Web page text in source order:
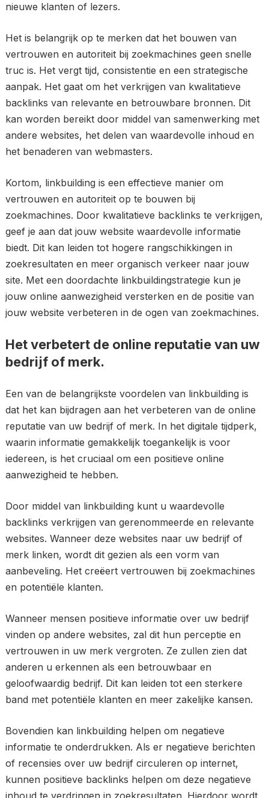
nieuwe klanten of lezers.
Het is belangrijk op te merken dat het bouwen van
vertrouwen en autoriteit bij zoekmachines geen snelle
truc is. Het vergt tijd, consistentie en een strategische
aanpak. Het gaat om het verkrijgen van kwalitatieve
backlinks van relevante en betrouwbare bronnen. Dit
kan worden bereikt door middel van samenwerking met
andere websites, het delen van waardevolle inhoud en
het benaderen van webmasters.
Kortom, linkbuilding is een effectieve manier om
vertrouwen en autoriteit op te bouwen bij
zoekmachines. Door kwalitatieve backlinks te verkrijgen,
geef je aan dat jouw website waardevolle informatie
biedt. Dit kan leiden tot hogere rangschikkingen in
zoekresultaten en meer organisch verkeer naar jouw
site. Met een doordachte linkbuildingstrategie kun je
jouw online aanwezigheid versterken en de positie van
jouw website verbeteren in de ogen van zoekmachines.
Het verbetert de online reputatie van uw
bedrijf of merk.
Een van de belangrijkste voordelen van linkbuilding is
dat het kan bijdragen aan het verbeteren van de online
reputatie van uw bedrijf of merk. In het digitale tijdperk,
waarin informatie gemakkelijk toegankelijk is voor
iedereen, is het cruciaal om een positieve online
aanwezigheid te hebben.
Door middel van linkbuilding kunt u waardevolle
backlinks verkrijgen van gerenommeerde en relevante
websites. Wanneer deze websites naar uw bedrijf of
merk linken, wordt dit gezien als een vorm van
aanbeveling. Het creëert vertrouwen bij zoekmachines
en potentiële klanten.
Wanneer mensen positieve informatie over uw bedrijf
vinden op andere websites, zal dit hun perceptie en
vertrouwen in uw merk vergroten. Ze zullen zien dat
anderen u erkennen als een betrouwbaar en
geloofwaardig bedrijf. Dit kan leiden tot een sterkere
band met potentiële klanten en meer zakelijke kansen.
Bovendien kan linkbuilding helpen om negatieve
informatie te onderdrukken. Als er negatieve berichten
of recensies over uw bedrijf circuleren op internet,
kunnen positieve backlinks helpen om deze negatieve
inhoud te verdringen in zoekresultaten. Hierdoor wordt